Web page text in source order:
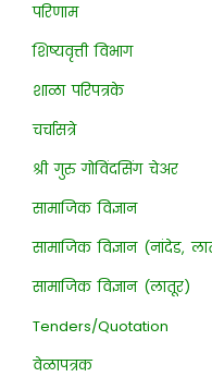
परिणाम
शिष्यवृत्ती विभाग
शाळा परिपत्रके
चर्चासत्रे
श्री गुरु गोविंदसिंग चेअर
सामाजिक विज्ञान
सामाजिक विज्ञान (नांदेड,
सामाजिक विज्ञान (लातूर)
Tenders/Quotation
वेळापत्रक